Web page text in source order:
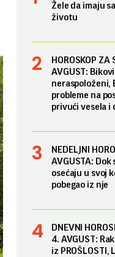
Žele da imaju
životu
HOROSKOP ZA
AVGUST:
neraspoloženi,
probleme na
privući vesela i
NEDELJNI
AVGUSTA:
osećaju u svoj
pobegao iz nje
DNEVNI
4. AVGUST:
iz PROŠLOSTI,